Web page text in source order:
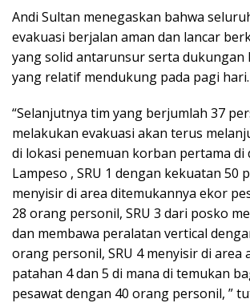
Andi Sultan menegaskan bahwa
evakuasi berjalan aman dan lancar
yang solid antarunsur serta dukungan
yang relatif mendukung pada pagi hari.
“Selanjutnya tim yang berjumlah 37
melakukan evakuasi akan terus
di lokasi penemuan korban pertama di
Lampeso , SRU 1 dengan kekuatan 50
menyisir di area ditemukannya ekor
28 orang personil, SRU 3 dari posko
dan membawa peralatan vertical
orang personil, SRU 4 menyisir di area
patahan 4 dan 5 di mana di temukan
pesawat dengan 40 orang personil, ”